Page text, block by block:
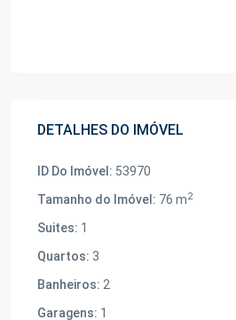
DETALHES DO IMÓVEL
ID Do Imóvel: 53970
Tamanho do Imóvel: 76 m2
Suites: 1
Quartos: 3
Banheiros: 2
Garagens: 1